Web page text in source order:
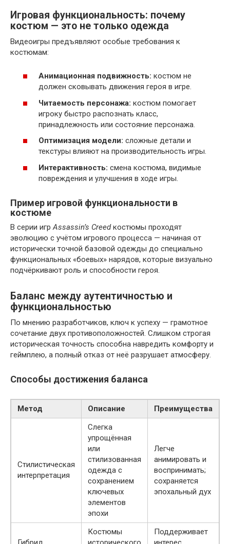
Игровая функциональность: почему
костюм — это не только одежда
Видеоигры предъявляют особые требования к
костюмам:
Анимационная подвижность: костюм не
должен сковывать движения героя в игре.
Читаемость персонажа: костюм помогает
игроку быстро распознать класс,
принадлежность или состояние персонажа.
Оптимизация модели: сложные детали и
текстуры влияют на производительность игры.
Интерактивность: смена костюма, видимые
повреждения и улучшения в ходе игры.
Пример игровой функциональности в
костюме
В серии игрAssassin’s Creedкостюмы проходят
эволюцию с учётом игрового процесса — начиная от
исторически точной базовой одежды до специально
функциональных «боевых» нарядов, которые визуально
подчёркивают роль и способности героя.
Баланс между аутентичностью и
функциональностью
По мнению разработчиков, ключ к успеху — грамотное
сочетание двух противоположностей. Слишком строгая
историческая точность способна навредить комфорту и
геймплею, а полный отказ от неё разрушает атмосферу.
Способы достижения баланса
Метод Описание Преимущества
Стилистическая
интерпретация
Слегка
упрощённая
или
стилизованная
одежда с
сохранением
ключевых
элементов
эпохи
Легче
анимировать и
воспринимать;
сохраняется
эпохальный дух
Костюмы
Поддерживает